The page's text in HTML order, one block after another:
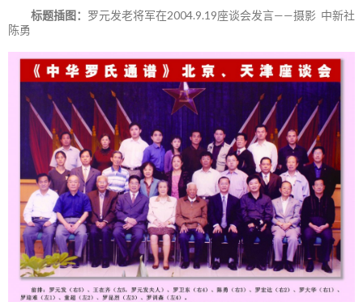
标题插图： 罗元发老将军在2004.9.19座谈会发言——摄影 中新社
陈勇